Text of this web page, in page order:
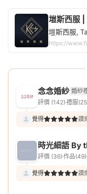
塏斯西服
https://
念念婚紗 婚紗
評價 (142) 禮服
覺得 讚
時光細語 By
評價 (36) 作品(49)
覺得 讚